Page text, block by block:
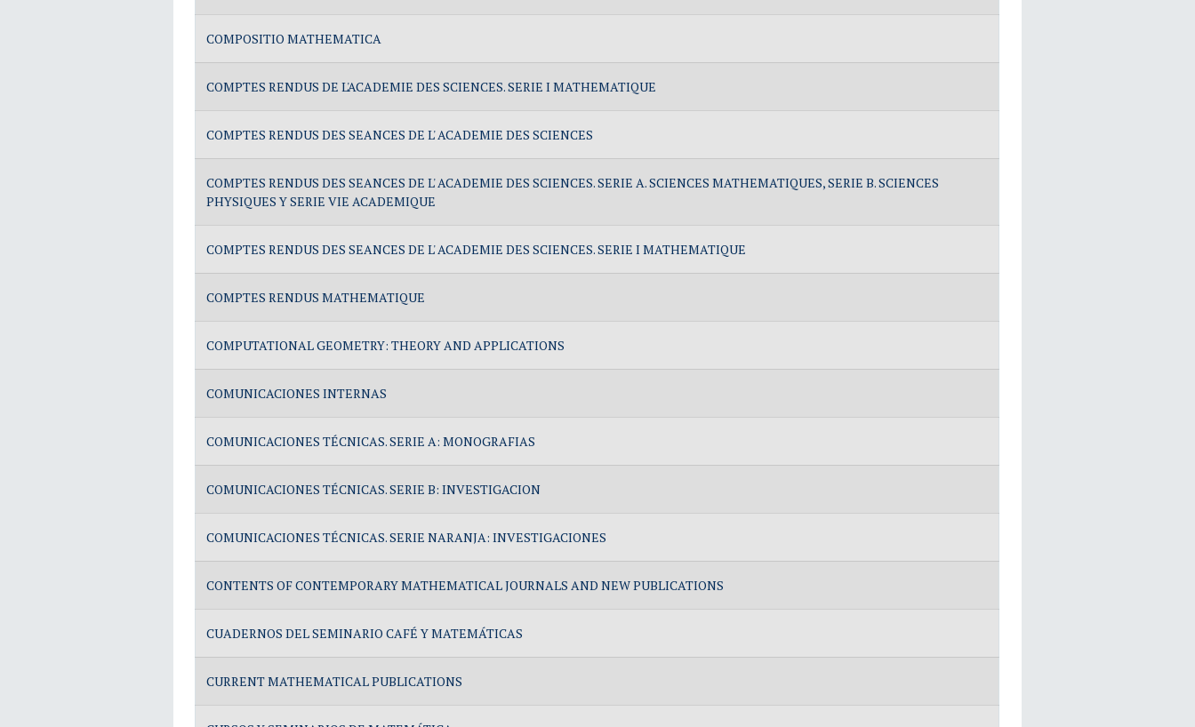
COMPOSITIO MATHEMATICA
COMPTES RENDUS DE L'ACADEMIE DES SCIENCES. SERIE I MATHEMATIQUE
COMPTES RENDUS DES SEANCES DE L' ACADEMIE DES SCIENCES
COMPTES RENDUS DES SEANCES DE L' ACADEMIE DES SCIENCES. SERIE A. SCIENCES MATHEMATIQUES, SERIE B. SCIENCES
PHYSIQUES Y SERIE VIE ACADEMIQUE
COMPTES RENDUS DES SEANCES DE L' ACADEMIE DES SCIENCES. SERIE I MATHEMATIQUE
COMPTES RENDUS MATHEMATIQUE
COMPUTATIONAL GEOMETRY: THEORY AND APPLICATIONS
COMUNICACIONES INTERNAS
COMUNICACIONES TÉCNICAS. SERIE A: MONOGRAFIAS
COMUNICACIONES TÉCNICAS. SERIE B: INVESTIGACION
COMUNICACIONES TÉCNICAS. SERIE NARANJA: INVESTIGACIONES
CONTENTS OF CONTEMPORARY MATHEMATICAL JOURNALS AND NEW PUBLICATIONS
CUADERNOS DEL SEMINARIO CAFÉ Y MATEMÁTICAS
CURRENT MATHEMATICAL PUBLICATIONS